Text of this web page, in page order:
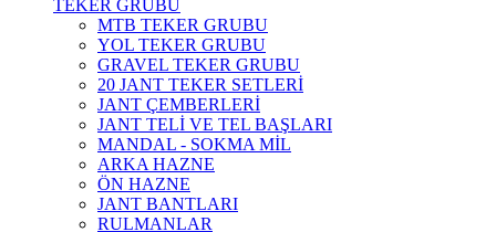
TEKER GRUBU
MTB TEKER GRUBU
YOL TEKER GRUBU
GRAVEL TEKER GRUBU
20 JANT TEKER SETLERİ
JANT ÇEMBERLERİ
JANT TELİ VE TEL BAŞLARI
MANDAL - SOKMA MİL
ARKA HAZNE
ÖN HAZNE
JANT BANTLARI
RULMANLAR